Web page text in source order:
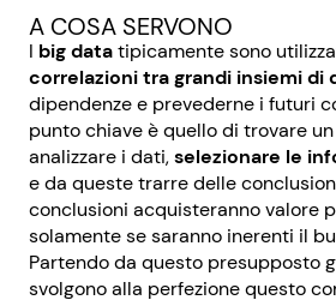
A COSA SERVONO
I big datatipicamente sono
correlazioni tra grandi insiemi di
dipendenze e prevederne i futuri
punto chiave è quello di trovare
analizzare i dati,selezionare le
e da queste trarre delle
conclusioni acquisteranno valore
solamente se saranno inerenti il
Partendo da questo presupposto
svolgono alla perfezione questo